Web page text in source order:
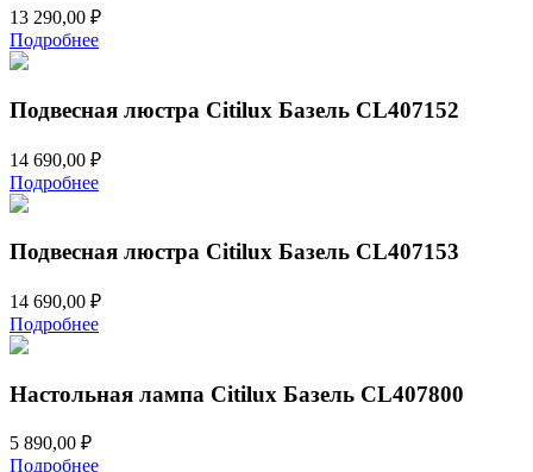
13 290,00 ₽
Подробнее
Подвесная люстра Citilux Базель CL407152
14 690,00 ₽
Подробнее
Подвесная люстра Citilux Базель CL407153
14 690,00 ₽
Подробнее
Настольная лампа Citilux Базель CL407800
5 890,00 ₽
Подробнее